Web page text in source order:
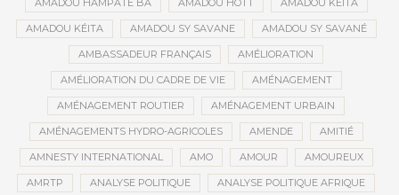
AMADOU HAMPATÉ BÂ AMADOU HOTT AMADOU KEÏTA
AMADOU KÉITA AMADOU SY SAVANE AMADOU SY SAVANÉ
AMBASSADEUR FRANÇAIS AMÉLIORATION
AMÉLIORATION DU CADRE DE VIE AMÉNAGEMENT
AMÉNAGEMENT ROUTIER AMÉNAGEMENT URBAIN
AMÉNAGEMENTS HYDRO-AGRICOLES AMENDE AMITIÉ
AMNESTY INTERNATIONAL AMO AMOUR AMOUREUX
AMRTP ANALYSE POLITIQUE ANALYSE POLITIQUE AFRIQUE